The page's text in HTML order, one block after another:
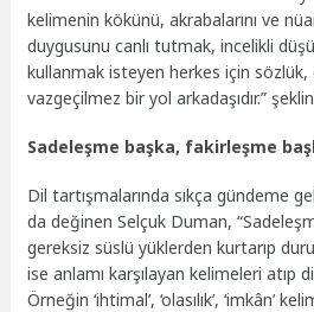
kelimenin kökünü, akrabalarını ve
duygusunu canlı tutmak, incelikli
kullanmak isteyen herkes için
vazgeçilmez bir yol arkadaşıdır.”
Sadeleşme başka, fakirleşme
Dil tartışmalarında sıkça gündeme
da değinen Selçuk Duman,
gereksiz süslü yüklerden kurtarıp
ise anlamı karşılayan kelimeleri atıp
Örneğin ‘ihtimal’, ‘olasılık’, ‘imkân’